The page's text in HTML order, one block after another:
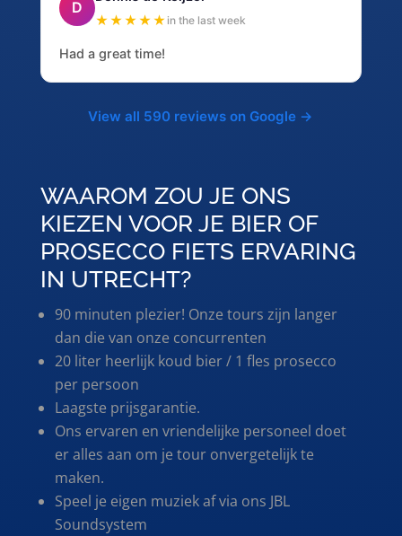
D
★★★★★ in the last week
Had a great time!
View all 590 reviews on Google →
WAAROM ZOU JE ONS
KIEZEN VOOR JE BIER OF
PROSECCO FIETS ERVARING
IN UTRECHT?
90 minuten plezier! Onze tours zijn langer
dan die van onze concurrenten
20 liter heerlijk koud bier / 1 fles prosecco
per persoon
Laagste prijsgarantie.
Ons ervaren en vriendelijke personeel doet
er alles aan om je tour onvergetelijk te
maken.
Speel je eigen muziek af via ons JBL
Soundsystem